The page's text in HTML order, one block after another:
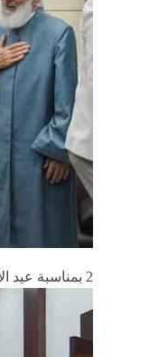
2 بمناسبة عيد الأضحى محافظ حمص يستقبل وفود المهنئين من الوجهاء والأهالي